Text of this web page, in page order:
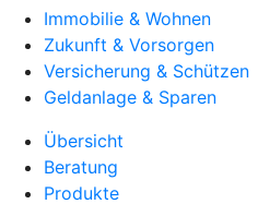
Immobilie & Wohnen
Zukunft & Vorsorgen
Versicherung & Schützen
Geldanlage & Sparen
Übersicht
Beratung
Produkte